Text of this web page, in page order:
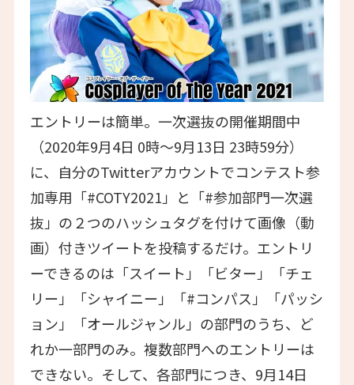
エントリーは簡単。一次選抜の開催期間中
（2020年9月4日 0時～9月13日 23時59分）
に、自分のTwitterアカウントでコンテスト参
加専用「#COTY2021」と「#参加部門一次選
抜」の２つのハッシュタグを付けて画像（動
画）付きツイートを投稿するだけ。エントリ
ーできるのは「スイート」「ビター」「チェ
リー」「シャイニー」「#コンパス」「パッシ
ョン」「オールジャンル」の部門のうち、ど
れか一部門のみ。複数部門へのエントリーは
できない。そして、各部門につき、9月14日